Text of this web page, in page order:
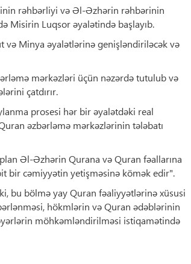
rəhbərliyi və Əl-Əzhərin rəhbərinin
Misirin Luqsor əyalətində başlayıb.
və Minya əyalətlərinə genişləndiriləcək və
mərkəzləri üçün nəzərdə tutulub və
çatdırır.
prosesi hər bir əyalətdəki real
əzbərləmə mərkəzlərinin tələbatı
Əl-Əzhərin Qurana və Quran fəallarına
bir cəmiyyətin yetişməsinə kömək edir".
bu bölmə yay Quran fəaliyyətlərinə xüsusi
hökmlərin və Quran ədəblərinin
möhkəmləndirilməsi istiqamətində